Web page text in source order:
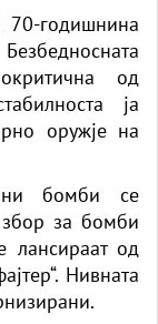
70-годишнина
од
ја
оружје на
бомби се
збор за бомби
од
Нивната